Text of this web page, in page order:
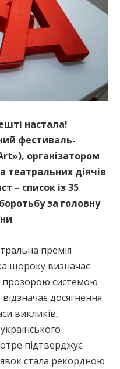
настала!
фестиваль-
організатором
театральних діячів
– список із 35
за головну
премія
щороку визначає
прозорою системою
досягнення
викликів,
підтверджує
стала рекордною